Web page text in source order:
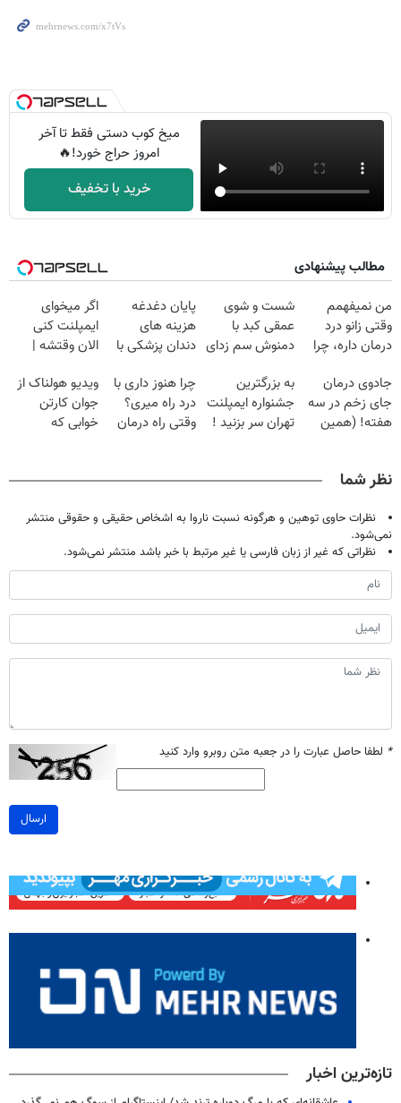
میخ کوب دستی فقط تا آخر
امروز حراج خورد!🔥
خرید با تخفیف
مطالب پیشنهادی
من نمیفهمم
وقتی زانو درد
درمان داره، چرا
تحمل میکنی؟❗
شست و شوی
عمقی کبد با
دمنوش سم زدای
پایان دغدغه
هزینه های
دندان پزشکی با
خانگی
اگر میخوای
ایمپلنت کنی
الان وقتشه |
میلیون تومان!!!
جادوی درمان
جای زخم در سه
هفته! (همین
به بزرگترین
جشنواره ایمپلنت
تهران سر بزنید !
چرا هنوز داری با
درد راه میری؟
وقتی راه درمان
ویدیو هولناک از
جوان کارتن
خوابی که
نظر شما
نظرات حاوی توهین و هرگونه نسبت ناروا به اشخاص حقیقی و حقوقی منتشر
نمی‌شود.
نظراتی که غیر از زبان فارسی یا غیر مرتبط با خبر باشد منتشر نمی‌شود.
* لطفا حاصل عبارت را در جعبه متن روبرو وارد کنید
ارسال
تازه‌ترین اخبار